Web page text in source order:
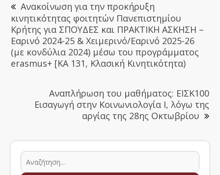
Ανακοίνωση για την προκήρυξη
κινητικότητας φοιτητών Πανεπιστημίου
Κρήτης για ΣΠΟΥΔΕΣ και ΠΡΑΚΤΙΚΗ ΑΣΚΗΣΗ –
Εαρινό 2024-25 & Χειμερινό/Εαρινό 2025-26
(με κονδύλια 2024) μέσω του προγράμματος
erasmus+ [KA 131, Κλασική Κινητικότητα)
Αναπλήρωση του μαθήματος: ΕΙΣΚ100
Εισαγωγή στην Κοινωνιολογία Ι, λόγω της
αργίας της 28ης Οκτωβρίου